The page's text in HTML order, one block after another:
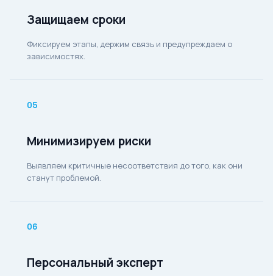
Защищаем сроки
Фиксируем этапы, держим связь и предупреждаем о
зависимостях.
05
Минимизируем риски
Выявляем критичные несоответствия до того, как они
станут проблемой.
06
Персональный эксперт